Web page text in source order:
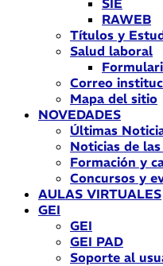
SIE
RAWEB
Títulos y
Salud laboral
Correo
Mapa del sitio
NOVEDADES
Últimas
Noticias de
Formación y
Concursos y
AULAS VIRTUALES
GEI
GEI
GEI PAD
Soporte al